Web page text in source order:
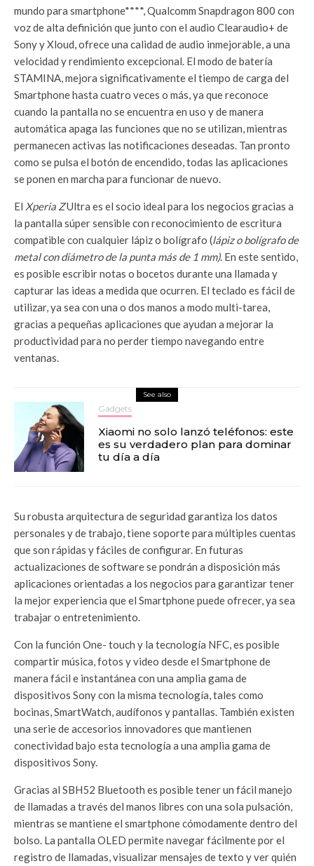
mundo para smartphone****, Qualcomm Snapdragon 800 con
voz de alta definición que junto con el audio Clearaudio+ de
Sony y Xloud, ofrece una calidad de audio inmejorable, a una
velocidad y rendimiento excepcional. El modo de batería
STAMINA, mejora significativamente el tiempo de carga del
Smartphone hasta cuatro veces o más, ya que reconoce
cuando la pantalla no se encuentra en uso y de manera
automática apaga las funciones que no se utilizan, mientras
permanecen activas las notificaciones deseadas. Tan pronto
como se pulsa el botón de encendido, todas las aplicaciones
se ponen en marcha para funcionar de nuevo.
El Xperia ZUltra es el socio ideal para los negocios gracias a
la pantalla súper sensible con reconocimiento de escritura
compatible con cualquier lápiz o bolígrafo (lápiz o bolígrafo de
metal con diámetro de la punta más de 1 mm). En este sentido,
es posible escribir notas o bocetos durante una llamada y
capturar las ideas a medida que ocurren. El teclado es fácil de
utilizar, ya sea con una o dos manos a modo multi-tarea,
gracias a pequeñas aplicaciones que ayudan a mejorar la
productividad para no perder tiempo navegando entre
ventanas.
See also
Gadgets
Xiaomi no solo lanzó teléfonos: este
es su verdadero plan para dominar
tu día a día
Su robusta arquitectura de seguridad garantiza los datos
personales y de trabajo, tiene soporte para múltiples cuentas
que son rápidas y fáciles de configurar. En futuras
actualizaciones de software se pondrán a disposición más
aplicaciones orientadas a los negocios para garantizar tener
la mejor experiencia que el Smartphone puede ofrecer, ya sea
trabajar o entretenimiento.
Con la función One- touch y la tecnología NFC, es posible
compartir música, fotos y video desde el Smartphone de
manera fácil e instantánea con una amplia gama de
dispositivos Sony con la misma tecnología, tales como
bocinas, SmartWatch, audífonos y pantallas. También existen
una serie de accesorios innovadores que mantienen
conectividad bajo esta tecnología a una amplia gama de
dispositivos Sony.
Gracias al SBH52 Bluetooth es posible tener un fácil manejo
de llamadas a través del manos libres con una sola pulsación,
mientras se mantiene el smartphone cómodamente dentro del
bolso. La pantalla OLED permite navegar fácilmente por el
registro de llamadas, visualizar mensajes de texto y ver quién